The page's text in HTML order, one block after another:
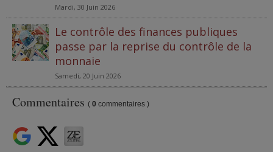
Mardi, 30 Juin 2026
Le contrôle des finances publiques
passe par la reprise du contrôle de la
monnaie
Samedi, 20 Juin 2026
Commentaires ( 0 commentaires )